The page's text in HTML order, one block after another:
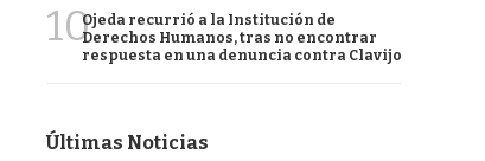
10Ojeda recurrió a la Institución de
Derechos Humanos, tras no encontrar
respuesta en una denuncia contra Clavijo
Últimas Noticias